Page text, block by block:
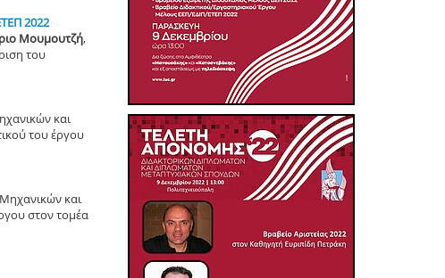
2022
Μουμουτζή,
του
και
του έργου
και
στον τομέα